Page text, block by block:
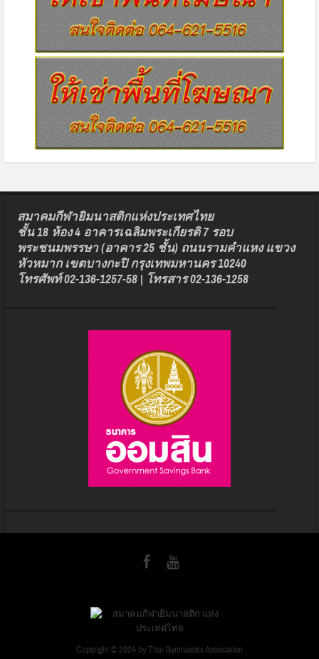
สมาคมกีฬายิมนาสติกแห่งประเทศไทย
ชั้น 18 ห้อง 4 อาคารเฉลิมพระเกียรติ 7 รอบ
พระชนมพรรษา (อาคาร 25 ชั้น) ถนนรามคำแหง แขวง
หัวหมาก เขตบางกะปิ กรุงเทพมหานคร 10240
โทรศัพท์ 02-136-1257-58 | โทรสาร 02-136-1258
Copyright © 2024 by Thai Gymnastics Association